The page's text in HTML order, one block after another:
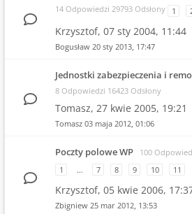
14 Odpowiedzi 29793 Odsłony 1
Krzysztof, 07 sty 2004, 11:44
Bogusław 20 sty 2013, 17:47
Jednostki zabezpieczenia i
8 Odpowiedzi 16423 Odsłony
Tomasz, 27 kwie 2005, 19:21
Tomasz 03 maja 2012, 01:06
Poczty polowe WP
100
1
… 7 8 9 10 11
Krzysztof, 05 kwie 2006,
Zbigniew 25 mar 2012, 13:53